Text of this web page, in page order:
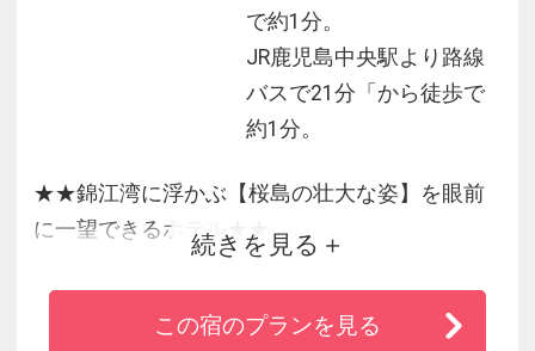
で約1分。
JR鹿児島中央駅より路線
バスで21分「から徒歩で
約1分。
★★錦江湾に浮かぶ【桜島の壮大な姿】を眼前
に一望できるホテル★★
■鹿児島県庁や市民文化ホールなどにも近く、空
港バス停徒歩１分■
続きを見る
この宿のプランを見る